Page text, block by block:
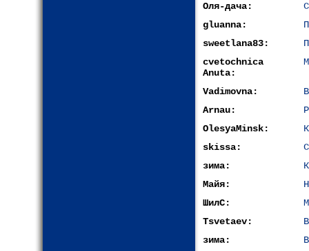
Оля-дача:
gluanna:
sweetlana83:
cvetochnica
Anuta:
Vadimovna:
Arnau:
OlesyaMinsk:
skissa:
зима:
Майя:
ШилС:
Tsvetaev:
зима: